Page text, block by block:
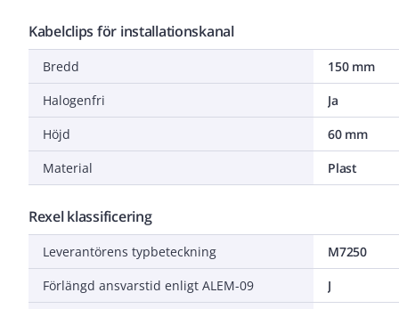
Kabelclips för installationskanal
Bredd
150 mm
Halogenfri
Ja
Höjd
60 mm
Material
Plast
Rexel klassificering
Leverantörens typbeteckning
M7250
Förlängd ansvarstid enligt ALEM-09
J